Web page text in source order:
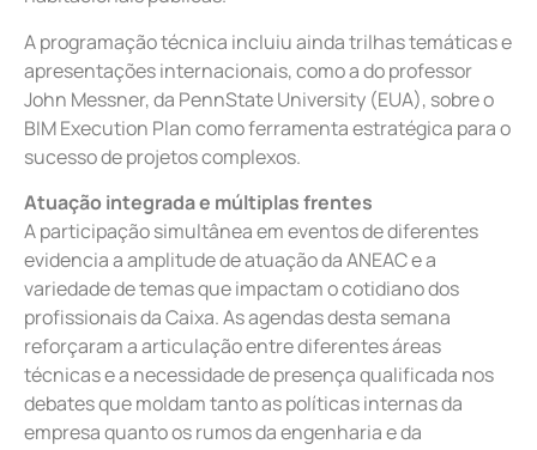
A programação técnica incluiu ainda trilhas temáticas e
apresentações internacionais, como a do professor
John Messner, da PennState University (EUA), sobre o
BIM Execution Plan como ferramenta estratégica para o
sucesso de projetos complexos.
Atuação integrada e múltiplas frentes
A participação simultânea em eventos de diferentes
evidencia a amplitude de atuação da ANEAC e a
variedade de temas que impactam o cotidiano dos
profissionais da Caixa. As agendas desta semana
reforçaram a articulação entre diferentes áreas
técnicas e a necessidade de presença qualificada nos
debates que moldam tanto as políticas internas da
empresa quanto os rumos da engenharia e da